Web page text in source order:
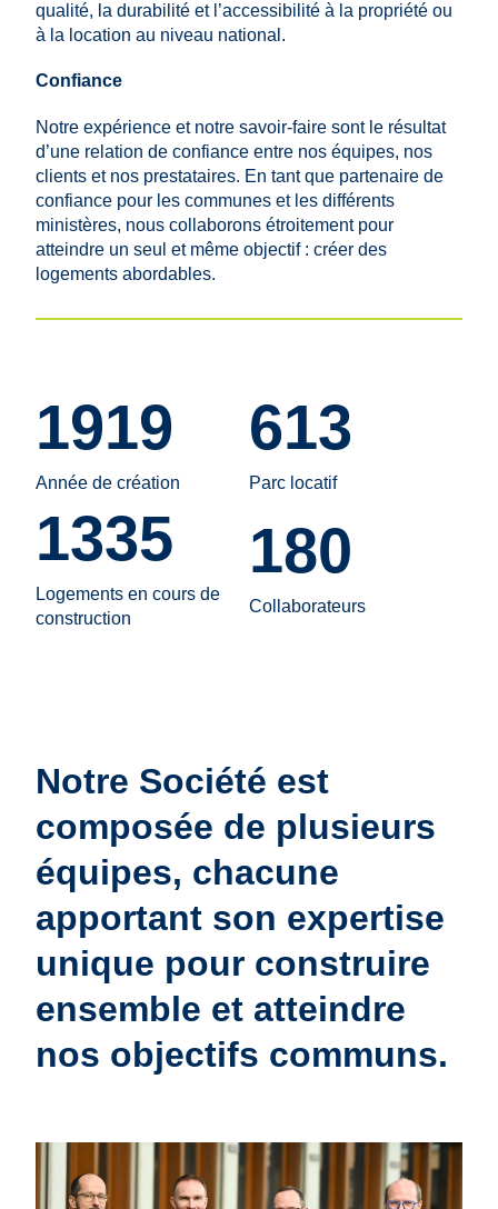
qualité, la durabilité et l’accessibilité à la propriété ou
à la location au niveau national.
Confiance
Notre expérience et notre savoir-faire sont le résultat
d’une relation de confiance entre nos équipes, nos
clients et nos prestataires. En tant que partenaire de
confiance pour les communes et les différents
ministères, nous collaborons étroitement pour
atteindre un seul et même objectif : créer des
logements abordables.
1919
Année de création
613
Parc locatif
1335
Logements en cours de
construction
180
Collaborateurs
Notre Société est
composée de plusieurs
équipes, chacune
apportant son expertise
unique pour construire
ensemble et atteindre
nos objectifs communs.